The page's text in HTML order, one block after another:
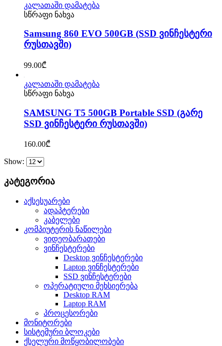
კალათაში დამატება
სწრაფი ნახვა
Samsung 860 EVO 500GB (SSD ვინჩესტერი
რუსთავში)
99.00₾
კალათაში დამატება
სწრაფი ნახვა
SAMSUNG T5 500GB Portable SSD (გარე
SSD ვინჩესტერი რუსთავში)
160.00₾
Show:
კატეგორია
აქსესუარები
ადაპტერები
კაბელები
კომპიუტერის ნაწილები
ვიდეობარათები
ვინჩესტერები
Desktop ვინჩესტერები
Laptop ვინჩესტერები
SSD ვინჩესტერები
ოპერატიული მეხსიერება
Desktop RAM
Laptop RAM
პროცესორები
მონიტორები
სისტემური ბლოკები
ქსელური მოწყობილობები